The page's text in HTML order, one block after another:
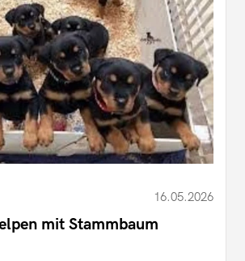
16.05.2026
mit Stammbaum